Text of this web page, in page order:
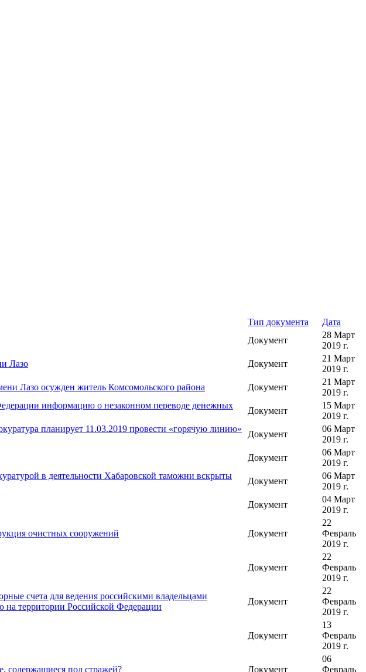
Тип документа
Дата
Документ
28 Март
2019 г.
Лазо
Документ
21 Март
2019 г.
Лазо осужден житель Комсомольского района
Документ
21 Март
2019 г.
информацию о незаконном переводе денежных
Документ
15 Март
2019 г.
планирует 11.03.2019 провести «горячую линию»
Документ
06 Март
2019 г.
Документ
06 Март
2019 г.
в деятельности Хабаровской таможни вскрыты
Документ
06 Март
2019 г.
Документ
04 Март
2019 г.
очистных сооружений Документ
22
Февраль
2019 г.
Документ
22
Февраль
2019 г.
счета для ведения российскими владельцами
на территории Российской Федерации
Документ
22
Февраль
2019 г.
Документ
13
Февраль
2019 г.
содержащиеся под стражей? Документ
06
Февраль